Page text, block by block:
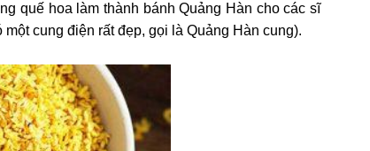
quế hoa làm thành bánh Quảng Hàn cho các sĩ
cung điện rất đẹp, gọi là Quảng Hàn cung).